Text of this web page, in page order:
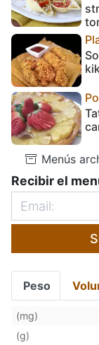
Menús
Recibir el
Peso
(mg)
(g)